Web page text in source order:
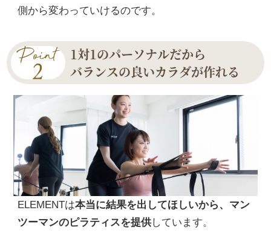
側から変わっていけるのです。
1対1のパーソナルだから
バランスの良いカラダが作れる
ELEMENTは本当に結果を出してほしいから、マン
ツーマンのピラティスを提供しています。